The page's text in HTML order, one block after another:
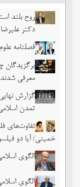
روح بلند
دکتر
فصلنامه علوم
برگزیدگان
معرفی شدند
گزارش
تمدن
تفاوت‌های
خمینی/ آیا دو
الگوی
الگوی